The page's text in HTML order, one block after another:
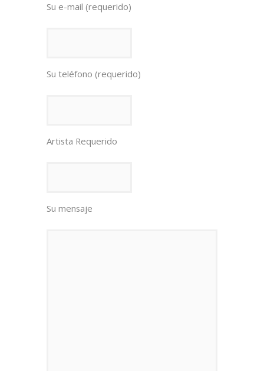
Su e-mail (requerido)
Su teléfono (requerido)
Artista Requerido
Su mensaje